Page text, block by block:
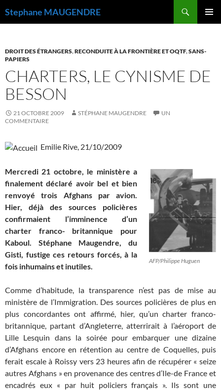
Stephane MAUGENDRE
DROIT DES ÉTRANGERS,RECONDUITE À LA FRONTIÈRE ET OQTF,SANS-
PAPIERS
CHARTERS, LE CYNISME DE
BESSON
21 OCTOBRE 2009 STÉPHANE MAUGENDRE
UN
COMMENTAIRE
Emilie Rive, 21/10/2009
AFP/Philippe Huguen
Mercredi 21 octobre, le ministère a
finalement déclaré avoir bel et bien
renvoyé trois Afghans par avion.
Hier, déjà des sources policières
confirmaient l’imminence d’un
charter franco- britannique pour
Kaboul. Stéphane Maugendre, du
Gisti, fustige ces retours forcés, à la
fois inhumains et inutiles.
Comme d’habitude, la transparence n’est pas de mise au
ministère de l’Immigration. Des sources policières de plus en
plus concordantes ont affirmé, hier, qu’un charter franco-
britannique, partant d’Angleterre, atterrirait à l’aéroport de
Lille Lesquin dans la soirée pour embarquer une dizaine
d’Afghans encore en rétention au centre de Coquelles, puis
ferait escale à Roissy vers 23 heures afin de récupérer « seize
autres Afghans » en provenance des centres d’Ile-de France et
encadrés eux « par huit policiers français ». Ils sont une